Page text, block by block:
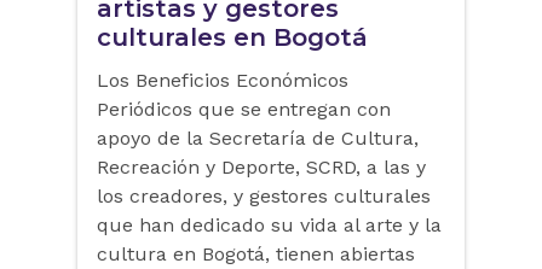
artistas y gestores
culturales en Bogotá
Los Beneficios Económicos
Periódicos que se entregan con
apoyo de la Secretaría de Cultura,
Recreación y Deporte, SCRD, a las y
los creadores, y gestores culturales
que han dedicado su vida al arte y la
cultura en Bogotá, tienen abiertas